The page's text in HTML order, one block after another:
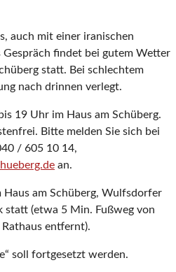
auch mit einer iranischen
Gespräch findet bei gutem Wetter
statt. Bei schlechtem
nach drinnen verlegt.
19 Uhr im Haus am Schüberg.
Bitte melden Sie sich bei
/ 605 10 14,
an.
Haus am Schüberg, Wulfsdorfer
statt (etwa 5 Min. Fußweg von
entfernt).
soll fortgesetzt werden.